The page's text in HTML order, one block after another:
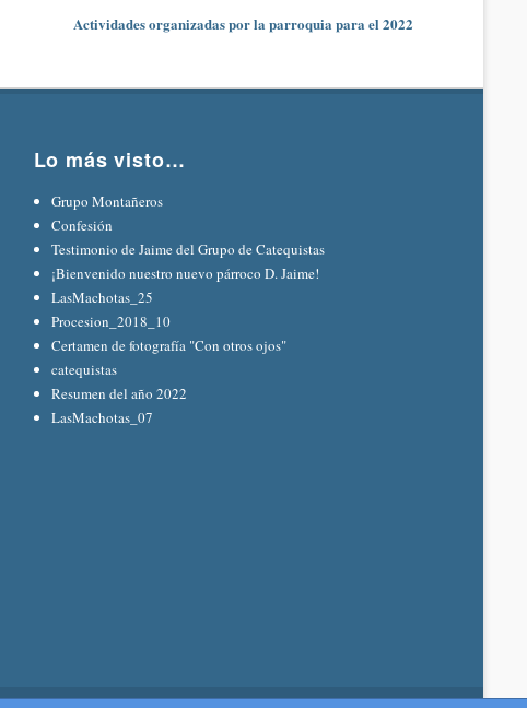
Actividades organizadas por la parroquia para el 2022
Lo más visto…
Grupo Montañeros
Confesión
Testimonio de Jaime del Grupo de Catequistas
¡Bienvenido nuestro nuevo párroco D. Jaime!
LasMachotas_25
Procesion_2018_10
Certamen de fotografía "Con otros ojos"
catequistas
Resumen del año 2022
LasMachotas_07